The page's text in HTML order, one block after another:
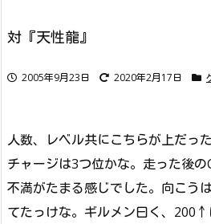
対『天性龍』
2005年9月23日 2020年2月17日
人数、レベル共にこちらが上だっ
チャージは3つ位かな。走った後
不満がたまる感じでした。向こう
てたっけな。ギルメン曰く、